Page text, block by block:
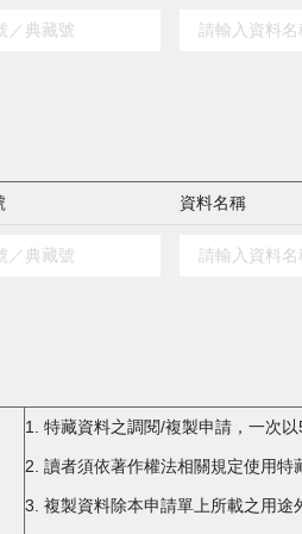
資料名稱
1. 特藏資料之調閱/複製申請，一次
2. 讀者須依著作權法相關規定使用特
3. 複製資料除本申請單上所載之用途